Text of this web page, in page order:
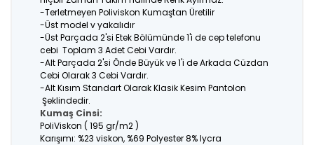
-Terletmeyen Poliviskon Kumaştan Üretilir
-Üst model v yakalıdır
-Üst Parçada 2'si Etek Bölümünde 1'i de cep telefonu
cebi Toplam 3 Adet Cebi Vardır.
-Alt Parçada 2'si Önde Büyük ve 1'i de Arkada Cüzdan
Cebi Olarak 3 Cebi Vardır.
-Alt Kısım Standart Olarak Klasik Kesim Pantolon
Şeklindedir.
Kumaş Cinsi:
PoliViskon ( 195 gr/m2 )
Karışımı: %23 viskon, %69 Polyester 8% lycra